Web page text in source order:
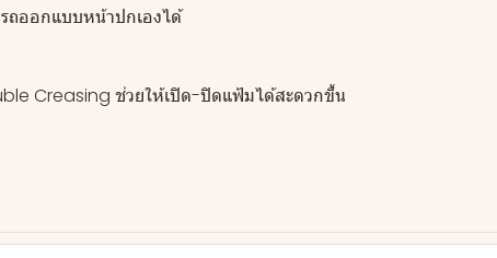
ถออกแบบหน้าปกเองได้
Creasing ช่วยให้เปิด-ปิดแฟ้มได้สะดวกขึ้น